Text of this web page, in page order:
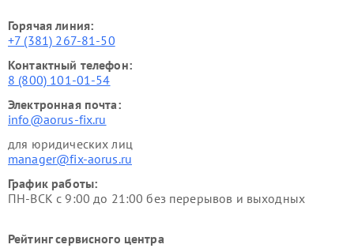
Горячая линия:
+7 (381) 267-81-50
Контактный телефон:
8 (800) 101-01-54
Электронная почта:
info@aorus-fix.ru
для юридических лиц
manager@fix-aorus.ru
График работы:
ПН-ВСК с 9:00 до 21:00 без перерывов и выходных
Рейтинг сервисного центра